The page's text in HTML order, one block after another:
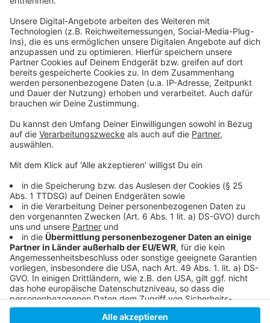
Weitere Infos und Links zum Thema:
Anzeige
Alternative Musik in Düsseldorf: New Fall Festival
steht wieder an
Die Seite des New Fall Festivals
Musik leicht abseits des Mainstreams - Arne legt auf
Anzeige
Anzeige